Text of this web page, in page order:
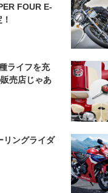
FOUR E-
ライフを充
売店じゃあ
リングライダ